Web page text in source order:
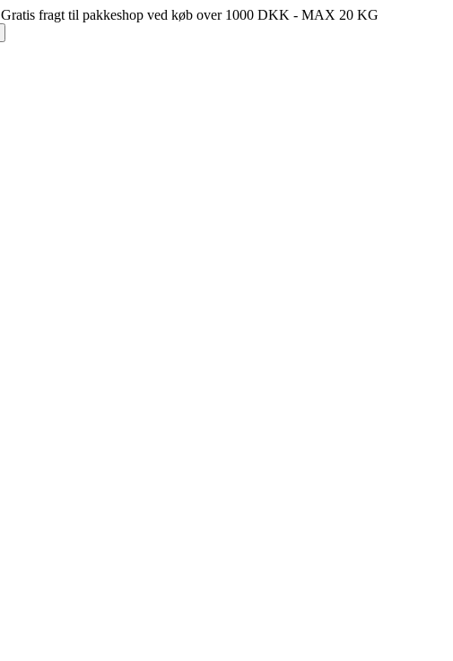
Gratis fragt til pakkeshop ved køb over 1000 DKK - MAX 20 KG